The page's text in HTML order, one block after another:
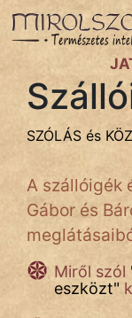
SZÓLÁS ÉS
Bibliai
Időjárás
Kifejezések
Nyelvészet
Rímelő
SZÓLÁS és
A szállóigék
Gábor és
Miről szól
eszközt"